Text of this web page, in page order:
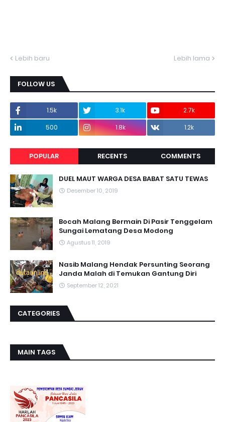
Lebih baru Lebih lama
FOLLOW US
1.5k 3.1k
2.7k
500
1.8k 1.2k
POPULAR RECENTS COMMENTS
DUEL MAUT WARGA DESA BABAT SATU TEWAS
Desember 10, 2019
Bocah Malang Bermain Di Pasir Tenggelam
Sungai Lematang Desa Modong
Agustus 11, 2019
Nasib Malang Hendak Persunting Seorang
Janda Malah di Temukan Gantung Diri
September 12, 2021
CATEGORIES
MAIN TAGS